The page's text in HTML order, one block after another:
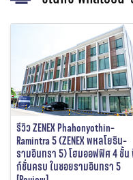
รีวิว ZENEX Phahonyothin-
Ramintra 5 (ZENEX พหลโยธิน-
รามอินทรา 5) โฮมออฟฟิศ 4 ชั้น
ก์ชั่นครบ ในซอยรามอินทรา 5